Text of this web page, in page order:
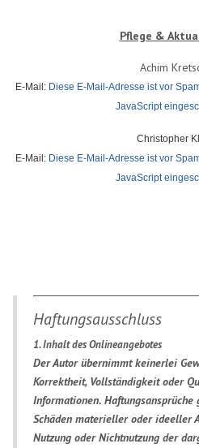
Pflege &
Achim
E-Mail: Diese E-Mail-Adresse ist vor
JavaScript
Christopher
E-Mail: Diese E-Mail-Adresse ist vor
JavaScript
Haftungsausschluss
1. Inhalt des Onlineangebotes
Der Autor übernimmt keinerlei
Korrektheit, Vollständigkeit oder
Informationen. Haftungsansprüche
Schäden materieller oder ideeller
Nutzung oder Nichtnutzung der